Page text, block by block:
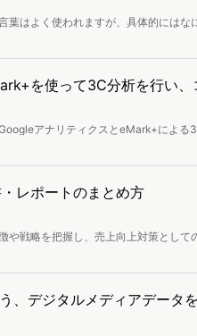
葉はよく使われますが、具体的にはな
方法や商品やサービス、企業のブラン
を使って3C分析を行い
アナリティクスとeMark+による
ナリスト・今井さんに協力してもらい
レポートのまとめ方
や戦略を把握し、売上向上対策として
めればよいのか、順を追って解説し
、デジタルメディアデータ